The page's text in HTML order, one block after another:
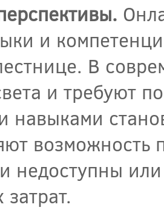
и
В
и требуют
навыками
возможность
недоступны